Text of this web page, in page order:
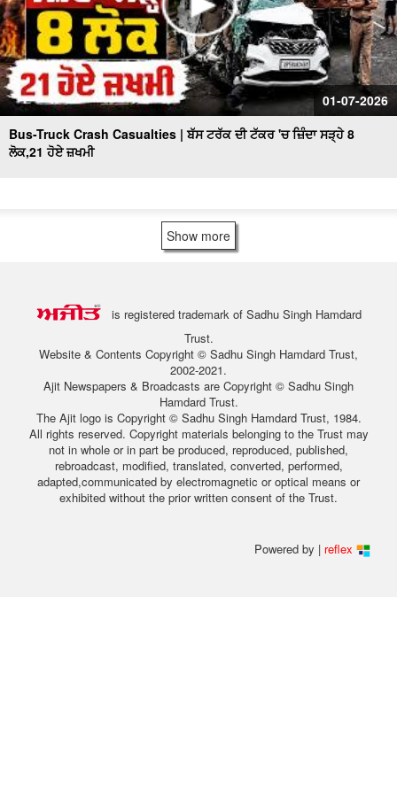
01-07-2026
Bus-Truck Crash Casualties | ਬੱਸ ਟਰੱਕ ਦੀ ਟੱਕਰ 'ਚ ਜ਼ਿੰਦਾ ਸੜ੍ਹੇ 8
ਲੋਕ,21 ਹੋਏ ਜ਼ਖਮੀ
Show more
is registered trademark of Sadhu Singh Hamdard
Trust.
Website & Contents Copyright © Sadhu Singh Hamdard Trust,
2002-2021.
Ajit Newspapers & Broadcasts are Copyright © Sadhu Singh
Hamdard Trust.
The Ajit logo is Copyright © Sadhu Singh Hamdard Trust, 1984.
All rights reserved. Copyright materials belonging to the Trust may
not in whole or in part be produced, reproduced, published,
rebroadcast, modified, translated, converted, performed,
adapted,communicated by electromagnetic or optical means or
exhibited without the prior written consent of the Trust.
Powered by | reflex